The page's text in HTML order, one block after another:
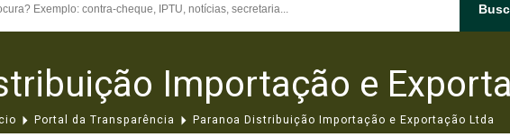
Importação e
Portal da Transparência Paranoa Distribuição Importação e Exportação Ltda